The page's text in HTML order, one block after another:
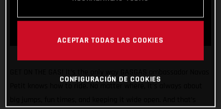
GET ON THE GAS! It’s the only way GASGAS ambassador Navas
ACEPTAR TODAS LAS COOKIES
CONFIGURACIÓN DE COOKIES